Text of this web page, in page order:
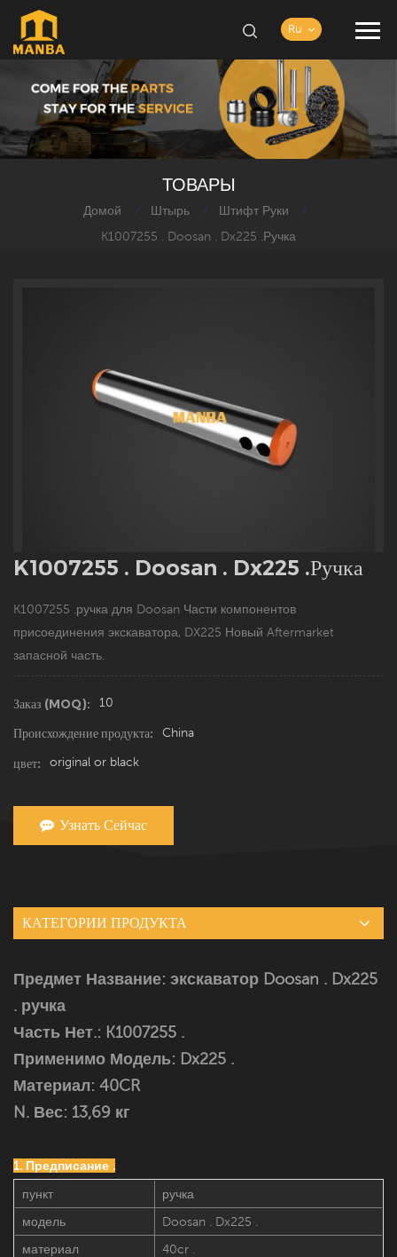
Ru
ТОВАРЫ
Домой / Штырь / Штифт Руки /
K1007255 . Doosan . Dx225 .ручка
K1007255 . Doosan . Dx225 .ручка
K1007255 .ручка для Doosan Части компонентов
присоединения экскаватора, DX225 Новый Aftermarket
запасной часть.
Заказ (MOQ): 10
Происхождение продукта: China
цвет: original or black
Узнать Сейчас
КАТЕГОРИИ ПРОДУКТА
Предмет Название: экскаватор Doosan . Dx225
. ручка
Часть Нет.: K1007255 .
Применимо Модель: Dx225 .
Материал: 40CR
N. Вес: 13,69 кг
1. Предписание .
пункт
ручка
модель
Doosan . Dx225 .
материал
40cr .